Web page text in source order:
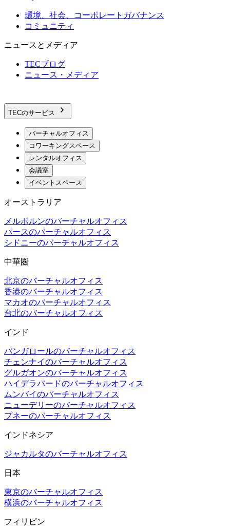
環境、社会、コーポレートガバナンス
コミュニティ
ニュースとメディア
TECブログ
ニュース・メディア
TECのサービス
バーチャルオフィス
コワーキングスペース
レンタルオフィス
会議室
イベントスペース
オーストラリア
メルボルンのバーチャルオフィス
パースのバーチャルオフィス
シドニーのバーチャルオフィス
中華圏
北京のバーチャルオフィス
香港のバーチャルオフィス
マカオのバーチャルオフィス
台北のバーチャルオフィス
インド
バンガロールのバーチャルオフィス
チェンナイのバーチャルオフィス
グルガオンのバーチャルオフィス
ハイデラバードのバーチャルオフィス
ムンバイのバーチャルオフィス
ニューデリーのバーチャルオフィス
プネーのバーチャルオフィス
インドネシア
ジャカルタのバーチャルオフィス
日本
東京のバーチャルオフィス
横浜のバーチャルオフィス
フィリピン